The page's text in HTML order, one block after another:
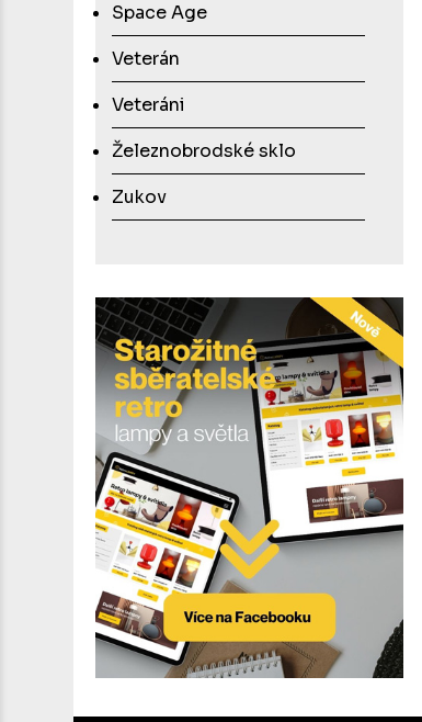
Space Age
Veterán
Veteráni
Železnobrodské sklo
Zukov